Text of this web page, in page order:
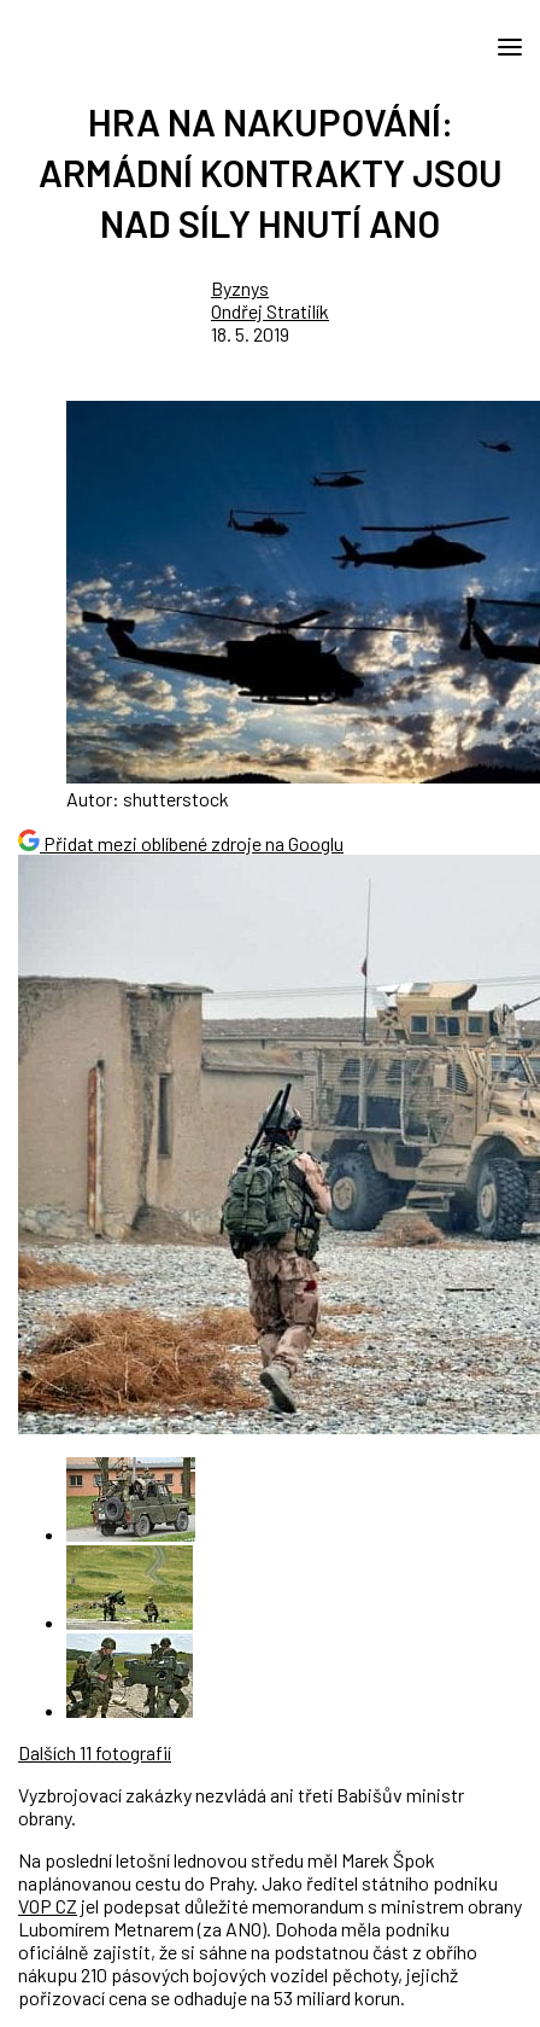
HRA NA NAKUPOVÁNÍ:
ARMÁDNÍ KONTRAKTY JSOU
NAD SÍLY HNUTÍ ANO
Byznys
Ondřej Stratilík
18. 5. 2019
Autor: shutterstock
Přidat mezi oblíbené zdroje na Googlu
Dalších 11 fotografií
Vyzbrojovací zakázky nezvládá ani třetí Babišův ministr
obrany.
Na poslední letošní lednovou středu měl Marek Špok
naplánovanou cestu do Prahy. Jako ředitel státního podniku
VOP CZ jel podepsat důležité memorandum s ministrem obrany
Lubomírem Metnarem (za ANO). Dohoda měla podniku
oficiálně zajistit, že si sáhne na podstatnou část z obřího
nákupu 210 pásových bojových vozidel pěchoty, jejichž
pořizovací cena se odhaduje na 53 miliard korun.